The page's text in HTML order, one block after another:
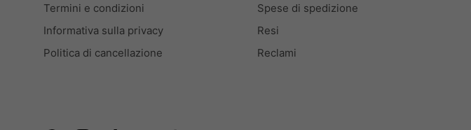
Termini e condizioni
Informativa sulla privacy
Politica di cancellazione
Spese di spedizione
Resi
Reclami